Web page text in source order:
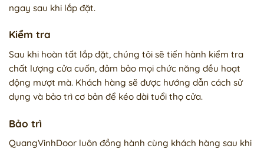
ngay sau khi lắp đặt.
Kiểm tra
Sau khi hoàn tất lắp đặt, chúng tôi sẽ tiến hành kiểm tra
chất lượng cửa cuốn, đảm bảo mọi chức năng đều hoạt
động mượt mà. Khách hàng sẽ được hướng dẫn cách sử
dụng và bảo trì cơ bản để kéo dài tuổi thọ cửa.
Bảo trì
QuangVinhDoor luôn đồng hành cùng khách hàng sau khi